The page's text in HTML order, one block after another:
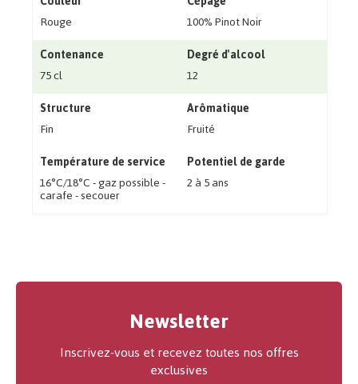
Rouge
100% Pinot Noir
Contenance
75 cl
Degré d'alcool
12
Structure
Fin
Arômatique
Fruité
Température de service
16°C/18°C - gaz possible -
carafe - secouer
Potentiel de garde
2 à 5 ans
Newsletter
Inscrivez-vous et recevez toutes nos offres
exclusives